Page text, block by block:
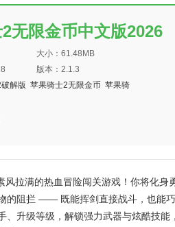
无限金币中文版2026
大小：61.48MB
版本：2.1.3
解版 苹果骑士2无限金币 苹果骑
拉满的热血冒险闯关游戏！你将化身
的阻拦 —— 既能挥剑直接战斗，也能
、升级等级，解锁强力武器与炫酷技能